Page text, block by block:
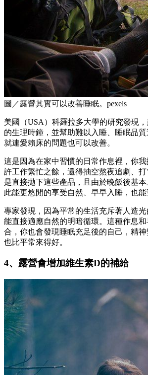
圖／露營其實可以改善睡眠。pexels
美國（USA）科羅拉多大學的研究發現
的生理時鐘，並幫助難以入睡、睡眠品質
就連愛賴床的問題也可以改善。
這是因為在家中習慣的日常作息裡，你
許工作繁忙之餘，還得抽空熬夜追劇、
是直接拋下這些產品，且由於晚飯後基
此能更悠閒的享受自然、早早入睡，也能
專家發現，因為平常的生活充斥著人造
能直接適應自然的明暗循環。這種作息
合，你也會發現睡眠充足後的自己，精
也比平常來得好。
4、露營會增加維生素D的補給